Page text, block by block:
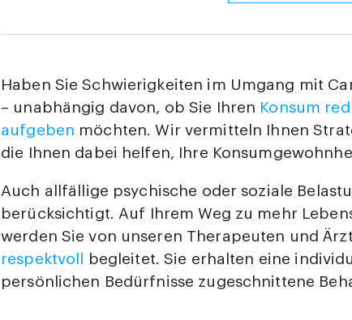
Haben Sie Schwierigkeiten im Umgang mit
– unabhängig davon, ob Sie Ihren Konsum
aufgeben möchten. Wir vermitteln Ihnen
die Ihnen dabei helfen, Ihre
Auch allfällige psychische oder soziale
berücksichtigt. Auf Ihrem Weg zu mehr
werden Sie von unseren Therapeuten und
respektvoll
begleitet. Sie erhalten eine
persönlichen Bedürfnisse zugeschnittene